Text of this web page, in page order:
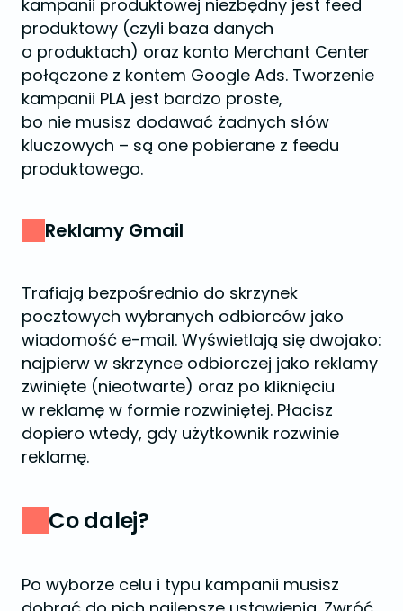
kampanii produktowej niezbędny jest feed
produktowy (czyli baza danych
o produktach) oraz konto Merchant Center
połączone z kontem Google Ads. Tworzenie
kampanii PLA jest bardzo proste,
bo nie musisz dodawać żadnych słów
kluczowych – są one pobierane z feedu
produktowego.
Reklamy Gmail
Trafiają bezpośrednio do skrzynek
pocztowych wybranych odbiorców jako
wiadomość e-mail. Wyświetlają się dwojako:
najpierw w skrzynce odbiorczej jako reklamy
zwinięte (nieotwarte) oraz po kliknięciu
w reklamę w formie rozwiniętej. Płacisz
dopiero wtedy, gdy użytkownik rozwinie
reklamę.
Co dalej?
Po wyborze celu i typu kampanii musisz